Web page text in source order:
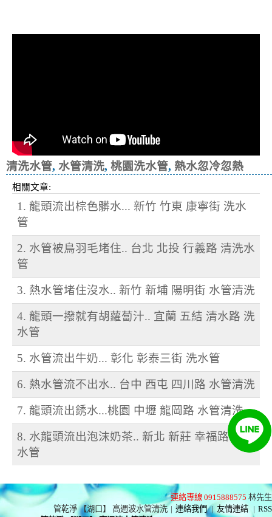
清洗水管, 水管清洗, 桃園洗水管, 熱水忽冷忽熱
相關文章:
1. 龍頭流出棕色髒水... 新竹 竹東 康寧街 洗水
管
2. 水管被鳥羽毛堵住.. 台北 北投 行義路 清洗水
管
3. 熱水管堵住沒水.. 新竹 新埔 陽明街 水管清洗
4. 龍頭一撥就有胡蘿蔔汁.. 宜蘭 五結 清水路 洗
水管
5. 水管流出牛奶... 彰化 彰泰三街 洗水管
6. 熱水管流不出水.. 台中 西屯 四川路 水管清洗
7. 龍頭流出銹水...桃園 中壢 龍岡路 水管清洗
8. 水龍頭流出泡沫奶茶.. 新北 新莊 幸福路 清洗
水管
連絡專線 0915888575 林先生
管乾淨 【湖口】 高週波水管清洗 | 連絡我們 | 友情連結 | RSS